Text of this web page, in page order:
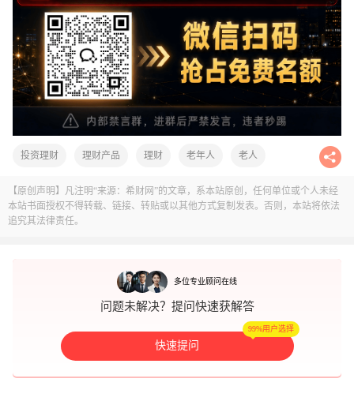
投资理财 理财产品 理财 老年人 老人
【原创声明】凡注明“来源：希财网”的文章，系本站原创，任何单位或个人未经
本站书面授权不得转载、链接、转贴或以其他方式复制发表。否则，本站将依法
追究其法律责任。
多位专业顾问在线
问题未解决？提问快速获解答
快速提问
99%用户选择